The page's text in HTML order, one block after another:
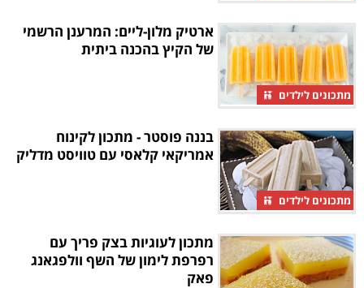
מתכונים לילדים
ארטיק מלון-ליים: המרענן הרשמי
של הקיץ בהכנה ביתית
מתכונים לילדים
בננה פוסטר - מתכון לקינוח
אמריקאי קלאסי עם טוויסט מדליק
מתכון לעוגיות בצק פריך עם
רפרפת לימון של השף וולפגאנג
פאק